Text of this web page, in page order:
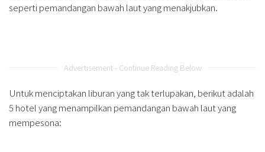
seperti pemandangan bawah laut yang menakjubkan.
Advertisement - Continue Reading Below
Untuk menciptakan liburan yang tak terlupakan, berikut adalah
5 hotel yang menampilkan pemandangan bawah laut yang
mempesona: